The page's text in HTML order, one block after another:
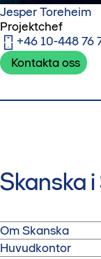
Jesper Toreheim
Projektchef
+46 10-448 76
Kontakta oss
Skanska
Om Skanska
Skanska är ett av
Huvudkontor